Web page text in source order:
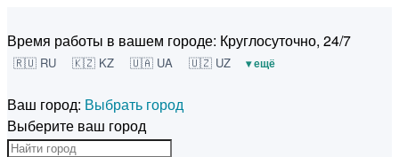
Время работы в вашем городе: Круглосуточно, 24/7
🇷🇺 RU 🇰🇿 KZ 🇺🇦 UA 🇺🇿 UZ ▾ ещё
Ваш город: Выбрать город
Выберите ваш город